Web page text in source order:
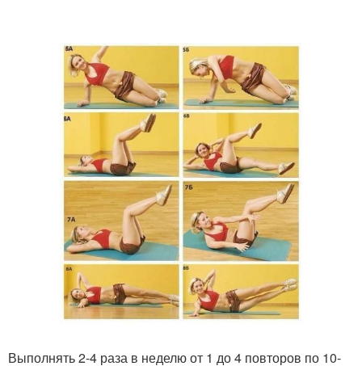
Выполнять 2-4 раза в неделю от 1 до 4 повторов по 10-